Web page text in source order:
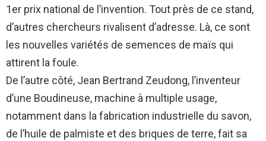
1er prix national de l’invention. Tout près de ce stand,
d’autres chercheurs rivalisent d’adresse. Là, ce sont
les nouvelles variétés de semences de maïs qui
attirent la foule.
De l’autre côté, Jean Bertrand Zeudong, l’inventeur
d’une Boudineuse, machine à multiple usage,
notamment dans la fabrication industrielle du savon,
de l’huile de palmiste et des briques de terre, fait sa